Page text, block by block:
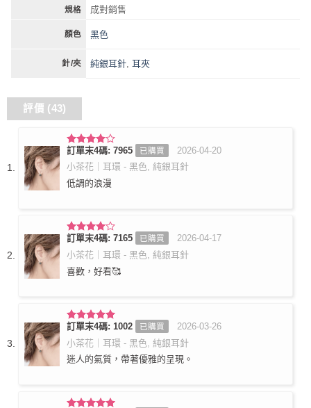
規格 成對銷售
顏色 黑色
針/夾 純銀耳針 耳夾
評價 (43)
評分4
滿分 5
訂單末4碼: 7965 已購買
2026-04-20
小茶花｜耳環 - 黑色, 純銀耳針
低調的浪漫
評分4
滿分 5
訂單末4碼: 7165 已購買
2026-04-17
小茶花｜耳環 - 黑色, 純銀耳針
喜歡，好看🥰
評分5滿
分 5
訂單末4碼: 1002 已購買
2026-03-26
小茶花｜耳環 - 黑色, 純銀耳針
迷人的氣質，帶著優雅的呈現。